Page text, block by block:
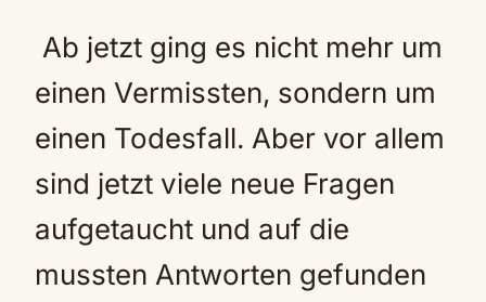
Ab jetzt ging es nicht mehr um
einen Vermissten, sondern um
einen Todesfall. Aber vor allem
sind jetzt viele neue Fragen
aufgetaucht und auf die
mussten Antworten gefunden